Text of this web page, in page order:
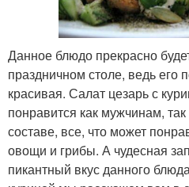
Данное блюдо прекрасно
праздничном столе, ведь его
красивая. Салат цезарь с
понравится как мужчинам,
составе, все, что может
овощи и грибы. А чудесная
пикантный вкус данного